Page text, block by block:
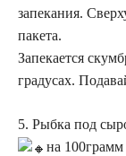
запекания.
пакета.
Запекается
градусах.
5. Рыбка под
на